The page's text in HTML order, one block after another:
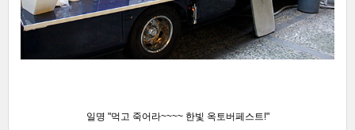
일명 "먹고 죽어라~~~~ 한빛 옥토버페스트!"